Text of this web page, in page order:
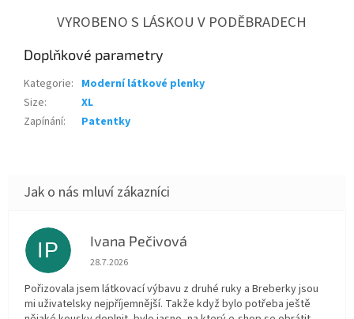
VYROBENO S LÁSKOU V PODĚBRADECH
Doplňkové parametry
Kategorie: Moderní látkové plenky
Size:
XL
Zapínání: Patentky
IP Ivana Pečivová
Hodnocení obchodu je 5 z 5 hvězdiček.
28.7.2026
Pořizovala jsem látkovací výbavu z druhé ruky a Breberky jsou
mi uživatelsky nejpříjemnější. Takže když bylo potřeba ještě